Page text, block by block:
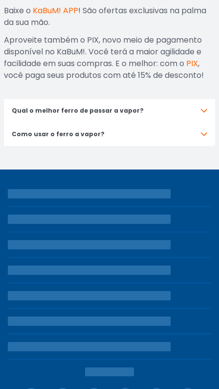
Baixe o KaBuM! APP! São ofertas exclusivas na palma
da sua mão.
Aproveite também o PIX, novo meio de pagamento
disponível no KaBuM!. Você terá a maior agilidade e
facilidade em suas compras. E o melhor: com o PIX,
você paga seus produtos com até 15% de desconto!
Qual o melhor ferro de passar a vapor?
Como usar o ferro a vapor?